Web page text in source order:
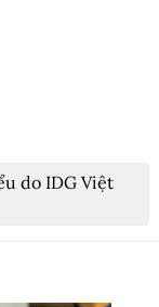
do IDG Việt